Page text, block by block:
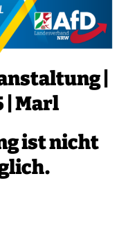
|
| Marl
ist nicht